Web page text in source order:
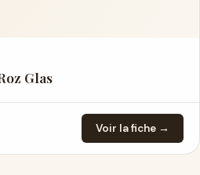
Glas
Voir la fiche →